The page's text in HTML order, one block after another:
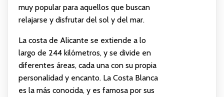
muy popular para aquellos que buscan
relajarse y disfrutar del sol y del mar.
La costa de Alicante se extiende a lo
largo de 244 kilómetros, y se divide en
diferentes áreas, cada una con su propia
personalidad y encanto. La Costa Blanca
es la más conocida, y es famosa por sus